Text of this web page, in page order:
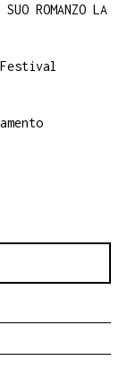
ROMANZO LA
Festival